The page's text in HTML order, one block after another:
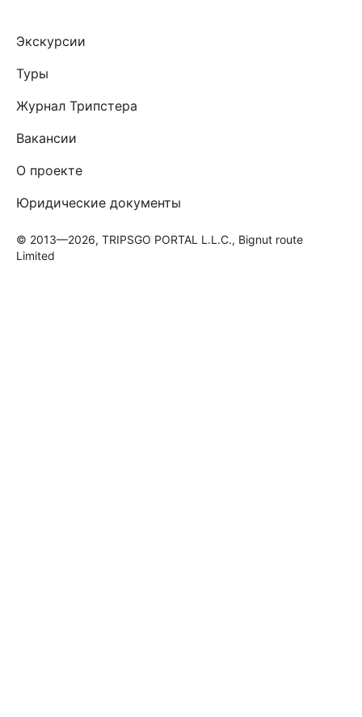
Экскурсии
Туры
Журнал Трипстера
Вакансии
О проекте
Юридические документы
© 2013—2026, TRIPSGO PORTAL L.L.C., Bignut route
Limited